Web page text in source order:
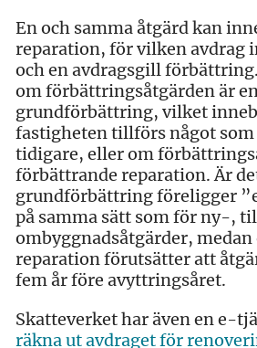
En och samma åtgärd kan
reparation, för vilken avdrag
och en avdragsgill
om förbättringsåtgärden är
grundförbättring, vilket
fastigheten tillförs något
tidigare, eller om
förbättrande reparation. Är
grundförbättring föreligger
på samma sätt som för ny-,
ombyggnadsåtgärder,
reparation förutsätter att
fem år före avyttringsåret.
Skatteverket har även en e-
räkna ut avdraget för